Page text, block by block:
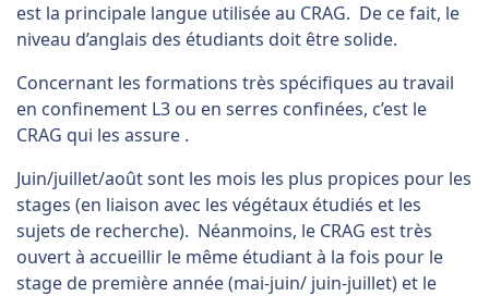
est la principale langue utilisée au CRAG. De ce fait, le
niveau d’anglais des étudiants doit être solide.
Concernant les formations très spécifiques au travail
en confinement L3 ou en serres confinées, c’est le
CRAG qui les assure .
Juin/juillet/août sont les mois les plus propices pour les
stages (en liaison avec les végétaux étudiés et les
sujets de recherche). Néanmoins, le CRAG est très
ouvert à accueillir le même étudiant à la fois pour le
stage de première année (mai-juin/ juin-juillet) et le